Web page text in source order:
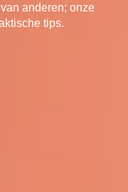
anderen; onze
tips.